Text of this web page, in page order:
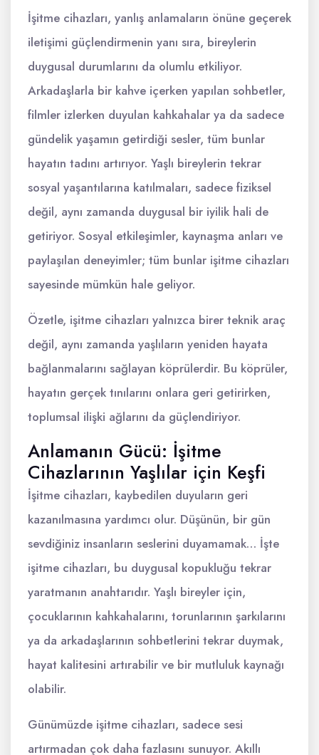
İşitme cihazları, yanlış anlamaların önüne geçerek
iletişimi güçlendirmenin yanı sıra, bireylerin
duygusal durumlarını da olumlu etkiliyor.
Arkadaşlarla bir kahve içerken yapılan sohbetler,
filmler izlerken duyulan kahkahalar ya da sadece
gündelik yaşamın getirdiği sesler, tüm bunlar
hayatın tadını artırıyor. Yaşlı bireylerin tekrar
sosyal yaşantılarına katılmaları, sadece fiziksel
değil, aynı zamanda duygusal bir iyilik hali de
getiriyor. Sosyal etkileşimler, kaynaşma anları ve
paylaşılan deneyimler; tüm bunlar işitme cihazları
sayesinde mümkün hale geliyor.
Özetle, işitme cihazları yalnızca birer teknik araç
değil, aynı zamanda yaşlıların yeniden hayata
bağlanmalarını sağlayan köprülerdir. Bu köprüler,
hayatın gerçek tınılarını onlara geri getirirken,
toplumsal ilişki ağlarını da güçlendiriyor.
Anlamanın Gücü: İşitme
Cihazlarının Yaşlılar için Keşfi
İşitme cihazları, kaybedilen duyuların geri
kazanılmasına yardımcı olur. Düşünün, bir gün
sevdiğiniz insanların seslerini duyamamak… İşte
işitme cihazları, bu duygusal kopukluğu tekrar
yaratmanın anahtarıdır. Yaşlı bireyler için,
çocuklarının kahkahalarını, torunlarının şarkılarını
ya da arkadaşlarının sohbetlerini tekrar duymak,
hayat kalitesini artırabilir ve bir mutluluk kaynağı
olabilir.
Günümüzde işitme cihazları, sadece sesi
artırmadan çok daha fazlasını sunuyor. Akıllı